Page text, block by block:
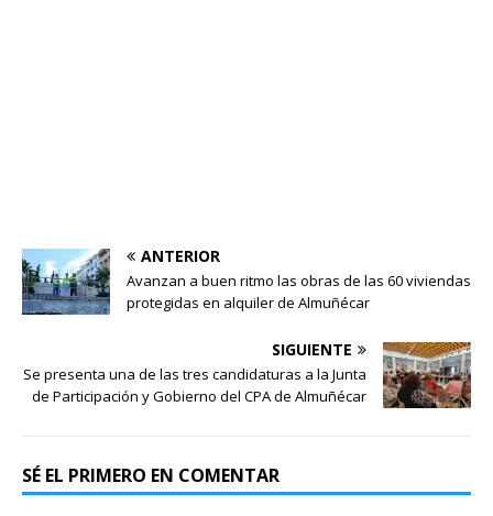
ANTERIOR
Avanzan a buen ritmo las obras de las 60 viviendas
protegidas en alquiler de Almuñécar
SIGUIENTE
Se presenta una de las tres candidaturas a la Junta
de Participación y Gobierno del CPA de Almuñécar
SÉ EL PRIMERO EN COMENTAR